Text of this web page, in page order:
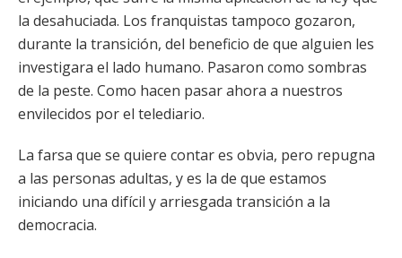
la desahuciada. Los franquistas tampoco gozaron,
durante la transición, del beneficio de que alguien les
investigara el lado humano. Pasaron como sombras
de la peste. Como hacen pasar ahora a nuestros
envilecidos por el telediario.
La farsa que se quiere contar es obvia, pero repugna
a las personas adultas, y es la de que estamos
iniciando una difícil y arriesgada transición a la
democracia.